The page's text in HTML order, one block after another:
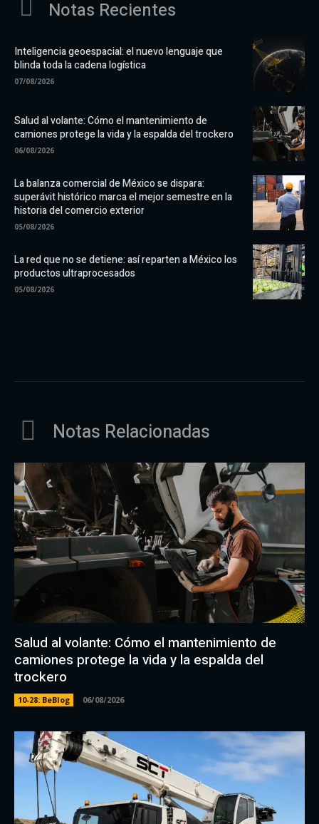
Notas Recientes
Inteligencia geoespacial: el nuevo lenguaje que
blinda toda la cadena logística
07/08/2026
Salud al volante: Cómo el mantenimiento de
camiones protege la vida y la espalda del trockero
06/08/2026
La balanza comercial de México se dispara:
superávit histórico marca el mejor semestre en la
historia del comercio exterior
05/08/2026
La red que no se detiene: así reparten a México los
productos ultraprocesados
05/08/2026
Notas Relacionadas
Salud al volante: Cómo el mantenimiento de
camiones protege la vida y la espalda del
trockero
10-28: BeBlog 06/08/2026